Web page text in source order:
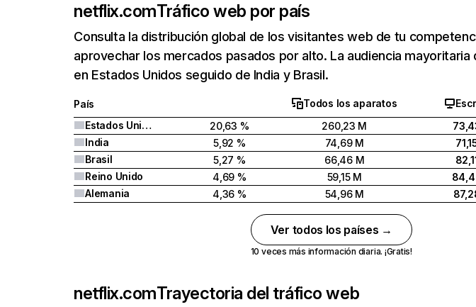
netflix.comTráfico web por país
Consulta la distribución global de los visitantes web de tu
aprovechar los mercados pasados por alto. La audiencia
en Estados Unidos seguido de India y Brasil.
País Todos los aparatos
Estados Unidos
20,63 % 260,23 M
India
5,92 % 74,69 M
Brasil
5,27 % 66,46 M
Reino Unido
4,69 % 59,15 M
Alemania
4,36 % 54,96 M
Ver todos los países →
10 veces más información diaria. ¡Gratis!
netflix.comTrayectoria del tráfico web